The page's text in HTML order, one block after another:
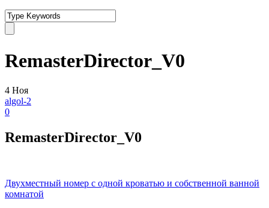
RemasterDirector_V0
4 Ноя
algol-2
0
RemasterDirector_V0
Двухместный номер с одной кроватью и собственной ванной
комнатой